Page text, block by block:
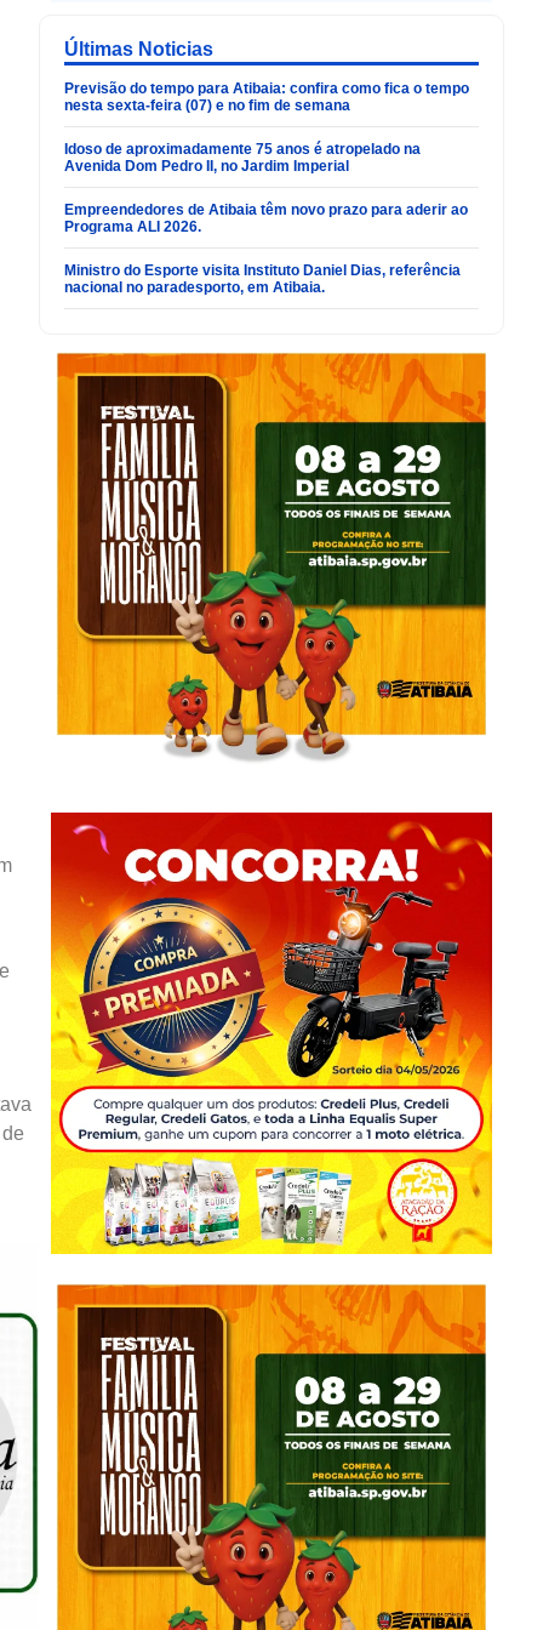
Últimas Noticias
Previsão do tempo para Atibaia: confira como fica o tempo
nesta sexta-feira (07) e no fim de semana
Idoso de aproximadamente 75 anos é atropelado na
Avenida Dom Pedro II, no Jardim Imperial
Empreendedores de Atibaia têm novo prazo para aderir ao
Programa ALI 2026.
Ministro do Esporte visita Instituto Daniel Dias, referência
nacional no paradesporto, em Atibaia.